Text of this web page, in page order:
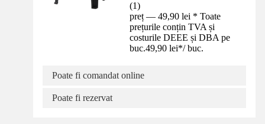
(1)
preț — 49,90 lei * Toate
prețurile conțin TVA și
costurile DEEE și DBA pe
buc.49,90 lei*/ buc.
Poate fi comandat online
Poate fi rezervat